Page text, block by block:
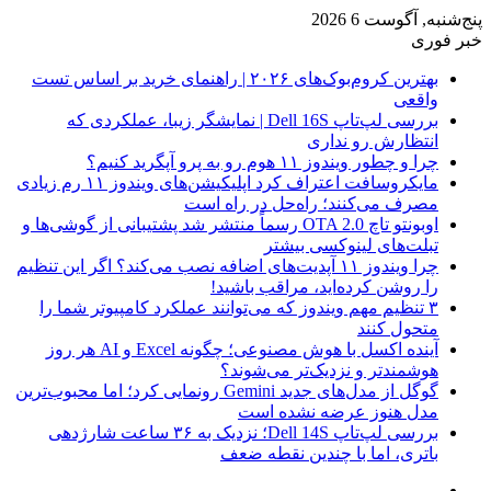
پنج‌شنبه, آگوست 6 2026
خبر فوری
بهترین کروم‌بوک‌های ۲۰۲۶ | راهنمای خرید بر اساس تست
واقعی
بررسی لپ‌تاپ Dell 16S | نمایشگر زیبا، عملکردی که
انتظارش رو نداری
چرا و چطور ویندوز ۱۱ هوم رو به پرو آپگرید کنیم؟
مایکروسافت اعتراف کرد اپلیکیشن‌های ویندوز ۱۱ رم زیادی
مصرف می‌کنند؛ راه‌حل در راه است
اوبونتو تاچ OTA 2.0 رسماً منتشر شد پشتیبانی از گوشی‌ها و
تبلت‌های لینوکسی بیشتر
چرا ویندوز ۱۱ آپدیت‌های اضافه نصب می‌کند؟ اگر این تنظیم
را روشن کرده‌اید، مراقب باشید!
۳ تنظیم مهم ویندوز که می‌توانند عملکرد کامپیوتر شما را
متحول کنند
آینده اکسل با هوش مصنوعی؛ چگونه Excel و AI هر روز
هوشمندتر و نزدیک‌تر می‌شوند؟
گوگل از مدل‌های جدید Gemini رونمایی کرد؛ اما محبوب‌ترین
مدل هنوز عرضه نشده است
بررسی لپ‌تاپ Dell 14S؛ نزدیک به ۳۶ ساعت شارژدهی
باتری، اما با چندین نقطه ضعف